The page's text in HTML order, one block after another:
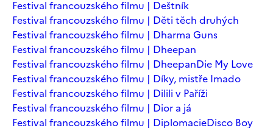
Festival francouzského filmu | Deštník
Festival francouzského filmu | Děti těch druhých
Festival francouzského filmu | Dharma Guns
Festival francouzského filmu | Dheepan
Festival francouzského filmu | DheepanDie My Love
Festival francouzského filmu | Díky, mistře Imado
Festival francouzského filmu | Dilili v Paříži
Festival francouzského filmu | Dior a já
Festival francouzského filmu | DiplomacieDisco Boy